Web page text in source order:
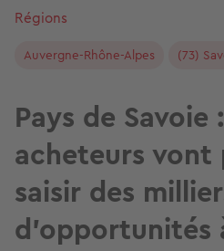
Régions
Auvergne-Rhône-Alpes (73)
Pays de Savoie
acheteurs vont
saisir des
d’opportunités